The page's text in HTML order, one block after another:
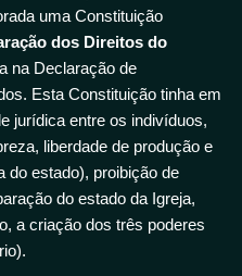
uma Constituição
dos Direitos do
na Declaração de
Esta Constituição tinha em
jurídica entre os indivíduos,
liberdade de produção e
do estado), proibição de
do estado da Igreja,
a criação dos três poderes